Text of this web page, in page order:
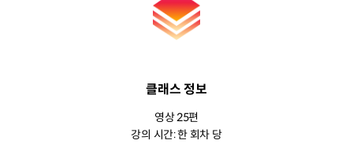
클래스 정보
영상 25편
강의 시간: 한 회차 당